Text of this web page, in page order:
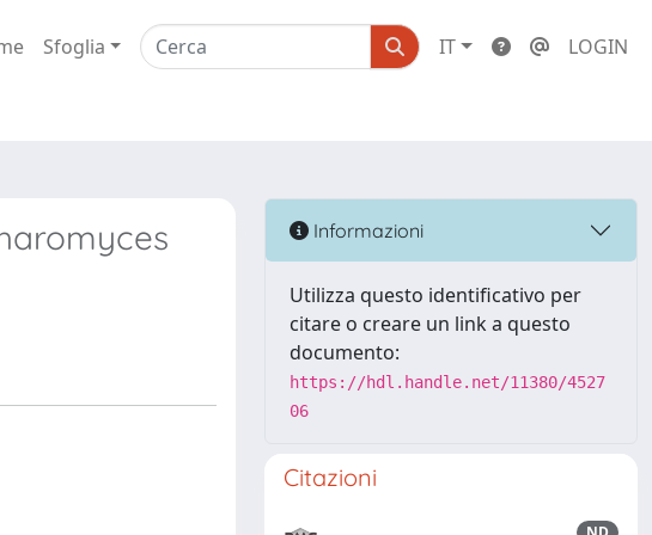
Sfoglia IT LOGIN
Informazioni
Utilizza questo identificativo per
citare o creare un link a questo
documento:
https://hdl.handle.net/11380/4527
06
Citazioni